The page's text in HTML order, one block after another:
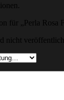
für „Perla Rosa
nicht